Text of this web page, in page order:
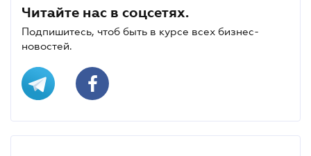
Читайте нас в соцсетях.
Подпишитесь, чтоб быть в курсе всех бизнес-
новостей.